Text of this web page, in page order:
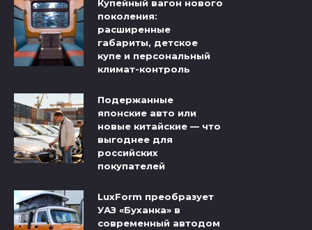
Купейный вагон нового
поколения:
расширенные
габариты, детское
купе и персональный
климат-контроль
Подержанные
японские авто или
новые китайские — что
выгоднее для
российских
покупателей
LuxForm преобразует
УАЗ «Буханка» в
современный автодом